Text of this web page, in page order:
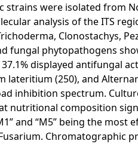
strains were isolated from
analysis of the ITS
Clonostachys,
fungal phytopathogens
displayed antifungal
lateritium (250), and
inhibition spectrum.
nutritional composition
and “M5” being the most
Chromatographic